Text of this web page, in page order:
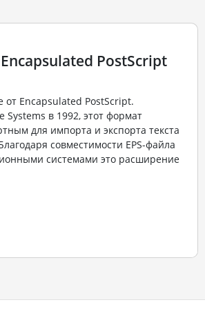
Encapsulated PostScript
от Encapsulated PostScript.
Systems в 1992, этот формат
для импорта и экспорта текста
совместимости EPS-файла
системами это расширение